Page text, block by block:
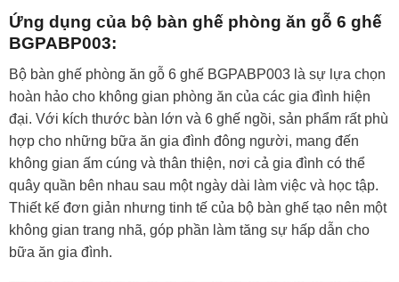
Ứng dụng của bộ bàn ghế phòng ăn gỗ 6 ghế
BGPABP003:
Bộ bàn ghế phòng ăn gỗ 6 ghế BGPABP003 là sự lựa chọn
hoàn hảo cho không gian phòng ăn của các gia đình hiện
đại. Với kích thước bàn lớn và 6 ghế ngồi, sản phẩm rất phù
hợp cho những bữa ăn gia đình đông người, mang đến
không gian ấm cúng và thân thiện, nơi cả gia đình có thể
quây quần bên nhau sau một ngày dài làm việc và học tập.
Thiết kế đơn giản nhưng tinh tế của bộ bàn ghế tạo nên một
không gian trang nhã, góp phần làm tăng sự hấp dẫn cho
bữa ăn gia đình.